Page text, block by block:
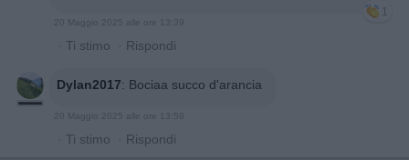
1
20 Maggio 2025 alle ore 13:39
· Ti stimo · Rispondi
Dylan2017: Bociaa succo d'arancia
20 Maggio 2025 alle ore 13:58
· Ti stimo · Rispondi